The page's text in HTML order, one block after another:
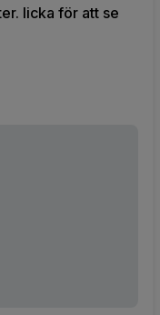
licka för att se